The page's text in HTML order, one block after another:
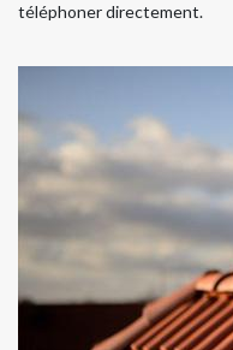
téléphoner directement.